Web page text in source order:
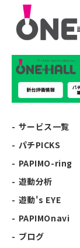
サービス一覧
パチPICKS
PAPIMO-ring
遊動分析
遊動's EYE
PAPIMOnavi
ブログ